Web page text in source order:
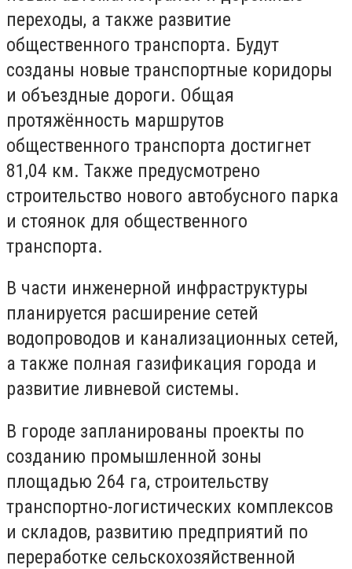
переходы, а также развитие
общественного транспорта. Будут
созданы новые транспортные коридоры
и объездные дороги. Общая
протяжённость маршрутов
общественного транспорта достигнет
81,04 км. Также предусмотрено
строительство нового автобусного парка
и стоянок для общественного
транспорта.
В части инженерной инфраструктуры
планируется расширение сетей
водопроводов и канализационных сетей,
а также полная газификация города и
развитие ливневой системы.
В городе запланированы проекты по
созданию промышленной зоны
площадью 264 га, строительству
транспортно-логистических комплексов
и складов, развитию предприятий по
переработке сельскохозяйственной